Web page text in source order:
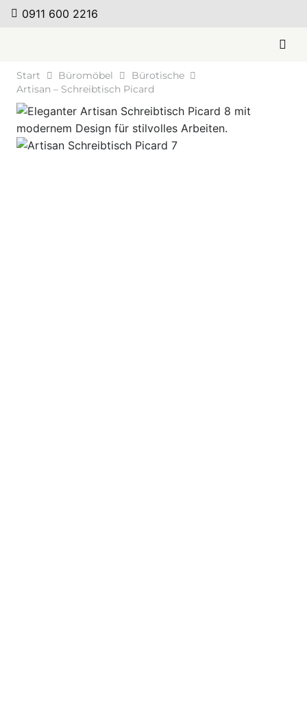
0911 600 2216
Start Büromöbel
Bürotische
Artisan – Schreibtisch Picard